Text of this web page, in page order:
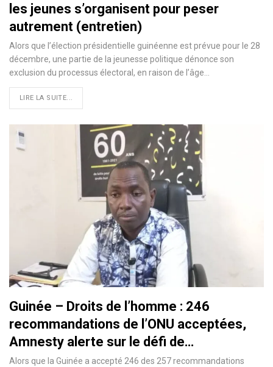
les jeunes s’organisent pour peser
autrement (entretien)
Alors que l’élection présidentielle guinéenne est prévue pour le 28
décembre, une partie de la jeunesse politique dénonce son
exclusion du processus électoral, en raison de l’âge…
LIRE LA SUITE...
Guinée – Droits de l’homme : 246
recommandations de l’ONU acceptées,
Amnesty alerte sur le défi de…
Alors que la Guinée a accepté 246 des 257 recommandations